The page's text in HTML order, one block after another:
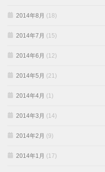
2014年8月 (18)
2014年7月 (15)
2014年6月 (12)
2014年5月 (21)
2014年4月 (1)
2014年3月 (14)
2014年2月 (9)
2014年1月 (17)